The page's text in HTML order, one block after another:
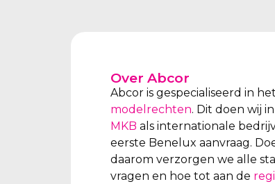
Over Abcor
Abcor is gespecialiseerd in
modelrechten. Dit doen wij
MKB als internationale
eerste Benelux aanvraag.
daarom verzorgen we alle
vragen en hoe tot aan de